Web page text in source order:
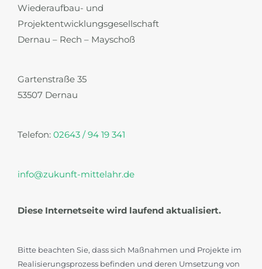
Wiederaufbau- und
Projektentwicklungsgesellschaft
Dernau – Rech – Mayschoß
Gartenstraße 35
53507 Dernau
Telefon: 02643 / 94 19 341
info@zukunft-mittelahr.de
Diese Internetseite wird laufend aktualisiert.
Bitte beachten Sie, dass sich Maßnahmen und Projekte im
Realisierungsprozess befinden und deren Umsetzung von